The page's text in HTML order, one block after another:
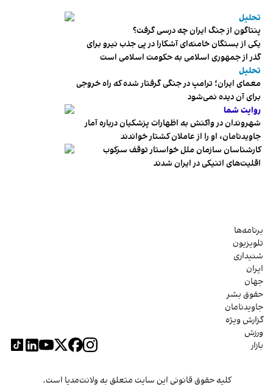
تحلیل
پنتاگون از جنگ ایران چه درسی گرفت؟
یکی از بستگان خامنه‌ای آشکارا در پی جذب نیرو برای
گذر از جمهوری اسلامی به حکومت اسلامی است
تحلیل
معمای ایران؛ ترامپ در جنگی گرفتار شده که راه خروجی
برای آن دیده نمی‌شود
روایت شما
شهروندان در واکنش به اظهارات پزشکیان درباره آمار
جاویدنامان، او را از عاملان کشتار خواندند
کارشناسان سازمان ملل خواستار توقف سرکوب
اقلیت‌های اتنیکی در ایران شدند
برنامه‌ها
تلویزیون
شنیداری
ایران
جهان
حقوق بشر
جاویدنامان
گزارش ویژه
ورزش
بازار
کلیه حقوق قانونی این سایت متعلق به ولانت‌مدیا است.